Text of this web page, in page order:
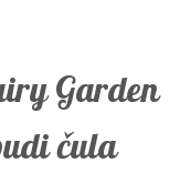
Garden
čula